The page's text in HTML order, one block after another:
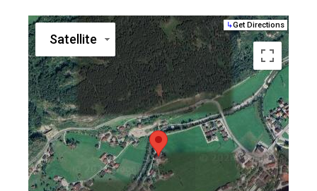
Satellite
↳Get Directions